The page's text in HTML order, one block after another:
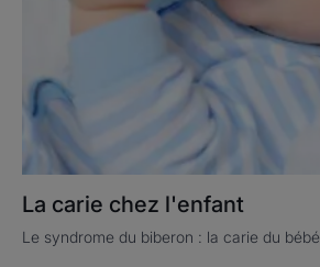
La carie chez l'enfant
Le syndrome du biberon : la carie du bébé